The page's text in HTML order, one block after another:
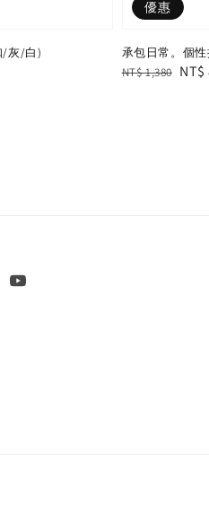
/灰/白)
優惠
承包日常。個
Regular
NT$ 1,380 Sale
NT$